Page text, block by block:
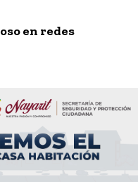
en redes